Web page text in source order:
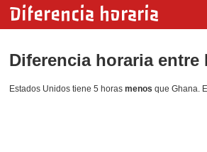
Diferencia horaria
Diferencia horaria
Estados Unidos tiene 5 horas menos que Ghana.